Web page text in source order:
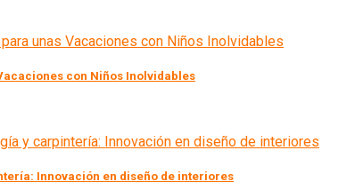
con Niños Inolvidables
Innovación en diseño de interiores